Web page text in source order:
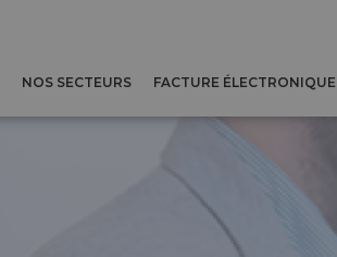
NOS SECTEURS FACTURE ÉLECTRONIQUE